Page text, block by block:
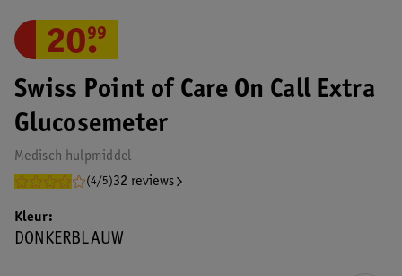
Swiss Point of Care On Call Extra
Glucosemeter
Medisch hulpmiddel
(4/5)32 reviews
20.
99
Kleur
DONKERBLAUW